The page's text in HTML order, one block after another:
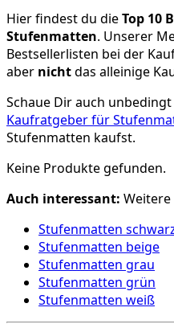
Hier findest du dieTop 10
Stufenmatten. Unserer
Bestsellerlisten bei der
aber nichtdas alleinige
Schaue Dir auch
Kaufratgeber für
Stufenmatten kaufst.
Keine Produkte gefunden.
Auch interessant:
Stufenmatten
Stufenmatten beige
Stufenmatten grau
Stufenmatten grün
Stufenmatten weiß